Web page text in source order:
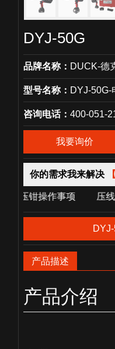
DYJ-50G
品牌名称： DUCK-德
型号名称： DYJ-50G-
咨询电话：400-051-
我要询价
你的需求我来解决
操作事项 压线鼻
产品描述
产品介绍